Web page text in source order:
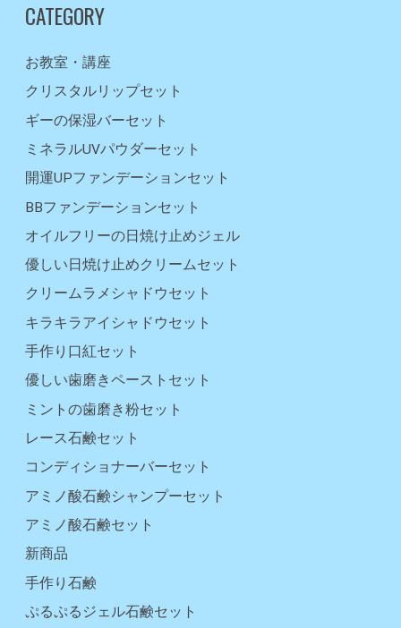
CATEGORY
お教室・講座
クリスタルリップセット
ギーの保湿バーセット
ミネラルUVパウダーセット
開運UPファンデーションセット
BBファンデーションセット
オイルフリーの日焼け止めジェル
優しい日焼け止めクリームセット
クリームラメシャドウセット
キラキラアイシャドウセット
手作り口紅セット
優しい歯磨きペーストセット
ミントの歯磨き粉セット
レース石鹸セット
コンディショナーバーセット
アミノ酸石鹸シャンプーセット
アミノ酸石鹸セット
新商品
手作り石鹸
ぷるぷるジェル石鹸セット